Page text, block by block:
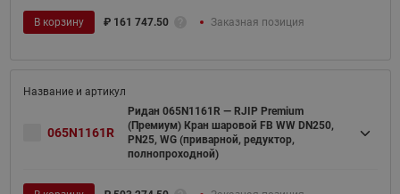
В корзину ₽ 161 747.50 Заказная позиция
065N1161R
Ридан 065N1161R — RJIP Premium
(Премиум) Кран шаровой FB WW DN250,
PN25, WG (приварной, редуктор,
полнопроходной)